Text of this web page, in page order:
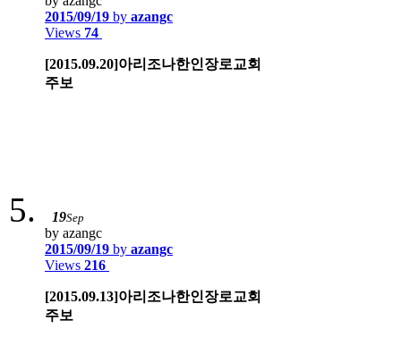
2015/09/19 by azangc
Views 74
[2015.09.20]아리조나한인장로교회
주보
19Sep
by azangc
2015/09/19 by azangc
Views 216
[2015.09.13]아리조나한인장로교회
주보